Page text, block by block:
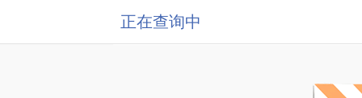
正在查询中